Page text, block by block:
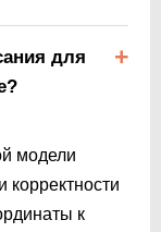
для
модели
корректности
к